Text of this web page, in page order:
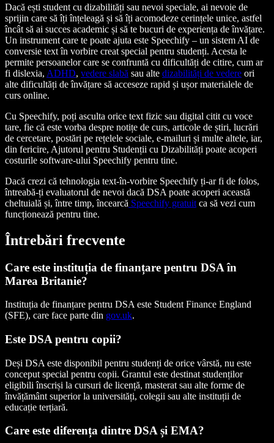
Dacă ești student cu dizabilități sau nevoi speciale, ai nevoie de
sprijin care să îți înțeleagă și să îți acomodeze cerințele unice, astfel
încât să ai succes academic și să te bucuri de experiența de învățare.
Un instrument care te poate ajuta este Speechify – un sistem AI de
conversie text în vorbire creat special pentru studenți. Acesta le
permite persoanelor care se confruntă cu dificultăți de citire, cum ar
fi dislexia, ADHD, vedere slabă sau alte dizabilități de vedere ori
alte dificultăți de învățare să acceseze rapid și ușor materialele de
curs online.
Cu Speechify, poți asculta orice text fizic sau digital citit cu voce
tare, fie că este vorba despre notițe de curs, articole de știri, lucrări
de cercetare, postări pe rețelele sociale, e-mailuri și multe altele, iar,
din fericire, Ajutorul pentru Studenții cu Dizabilități poate acoperi
costurile software-ului Speechify pentru tine.
Dacă crezi că tehnologia text-în-vorbire Speechify ți-ar fi de folos,
întreabă-ți evaluatorul de nevoi dacă DSA poate acoperi această
cheltuială și, între timp, încearcă Speechify gratuit ca să vezi cum
funcționează pentru tine.
Întrebări frecvente
Care este instituția de finanțare pentru DSA în
Marea Britanie?
Instituția de finanțare pentru DSA este Student Finance England
(SFE), care face parte din gov.uk.
Este DSA pentru copii?
Deși DSA este disponibil pentru studenți de orice vârstă, nu este
conceput special pentru copii. Grantul este destinat studenților
eligibili înscriși la cursuri de licență, masterat sau alte forme de
învățământ superior la universități, colegii sau alte instituții de
educație terțiară.
Care este diferența dintre DSA și EMA?